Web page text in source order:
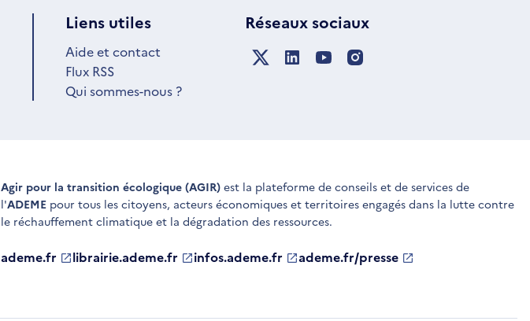
Liens utiles
Aide et contact
Flux RSS
Qui sommes-nous ?
Réseaux sociaux
Agir pour la transition écologique (AGIR) est la plateforme de conseils et de services de
l'ADEME pour tous les citoyens, acteurs économiques et territoires engagés dans la lutte contre
le réchauffement climatique et la dégradation des ressources.
ademe.fr
S'ouvre librairie.ademe.fr
S'ouvre infos.ademe.fr
S'ouvre ademe.fr/presse
S'ouvre